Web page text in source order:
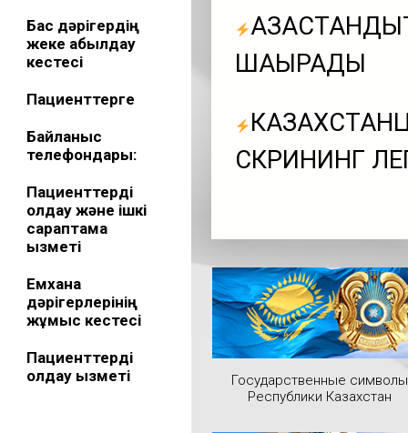
Бас дәрігердің
жеке қабылдау
кестесі
Пациенттерге
Байланыс
телефондары:
Пациенттерді
қолдау және ішкі
сараптама
қызметі
Емхана
дәрігерлерінің
жұмыс кестесі
Пациенттерді
қолдау қызметі
ШАҚЫРАДЫ
СКРИНИНГ
Государственные символы
Республики Казахстан